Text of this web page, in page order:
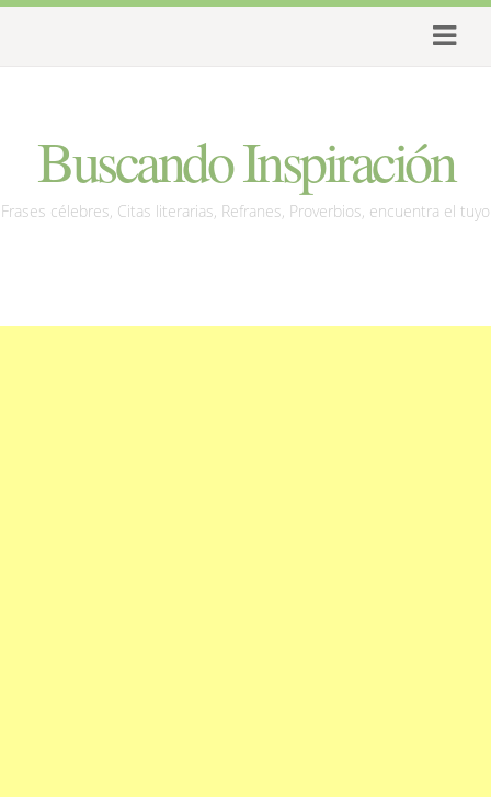
Buscando Inspiración
Frases célebres, Citas literarias, Refranes, Proverbios, encuentra el tuyo